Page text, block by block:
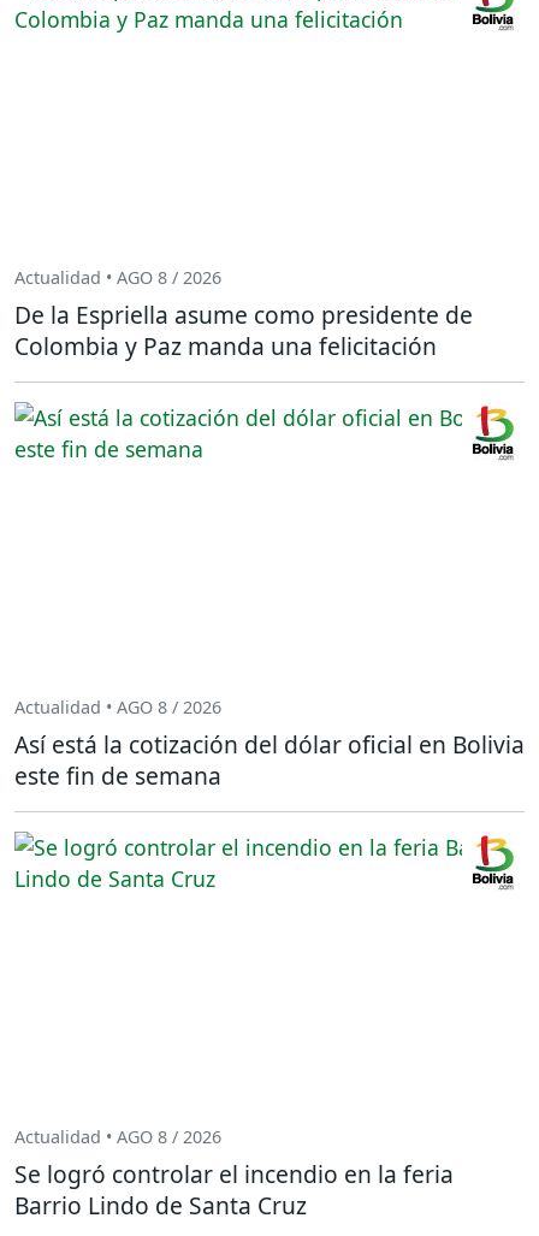
Actualidad • AGO 8 / 2026
De la Espriella asume como presidente de
Colombia y Paz manda una felicitación
Actualidad • AGO 8 / 2026
Así está la cotización del dólar oficial en Bolivia
este fin de semana
Actualidad • AGO 8 / 2026
Se logró controlar el incendio en la feria
Barrio Lindo de Santa Cruz